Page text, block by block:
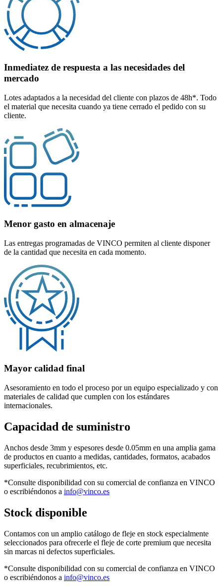
Inmediatez de respuesta a las necesidades del
mercado
Lotes adaptados a la necesidad del cliente con plazos de 48h*. Todo
el material que necesita cuando ya tiene cerrado el pedido con su
cliente.
Menor gasto en almacenaje
Las entregas programadas de VINCO permiten al cliente disponer
de la cantidad que necesita en cada momento.
Mayor calidad final
Asesoramiento en todo el proceso por un equipo especializado y con
materiales de calidad que cumplen con los estándares
internacionales.
Capacidad de suministro
Anchos desde 3mm y espesores desde 0.05mm en una amplia gama
de productos en cuanto a medidas, cantidades, formatos, acabados
superficiales, recubrimientos, etc.
*Consulte disponibilidad con su comercial de confianza en VINCO
o escribiéndonos a info@vinco.es
Stock disponible
Contamos con un amplio catálogo de fleje en stock especialmente
seleccionados para ofrecerle el fleje de corte premium que necesita
sin marcas ni defectos superficiales.
*Consulte disponibilidad con su comercial de confianza en VINCO
o escribiéndonos a info@vinco.es